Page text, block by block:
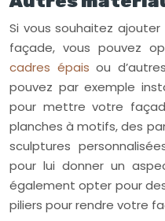
Si vous souhaitez
façade, vous pouvez
cadres épais ou
pouvez par exemple
pour mettre votre
planches à motifs, des
sculptures
pour lui donner un
également opter pour
piliers pour rendre votre